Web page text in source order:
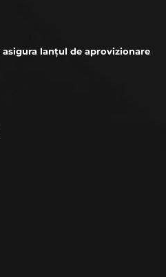
asigura lanțul de aprovizionare